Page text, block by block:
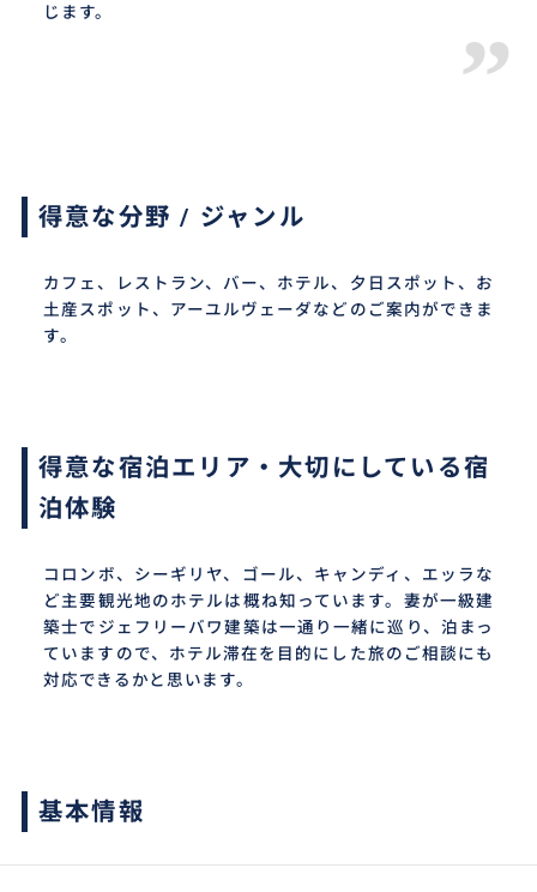
じます。
”
得意な分野 / ジャンル
カフェ、レストラン、バー、ホテル、夕日スポット、お
土産スポット、アーユルヴェーダなどのご案内ができま
す。
得意な宿泊エリア・大切にしている宿
泊体験
コロンボ、シーギリヤ、ゴール、キャンディ、エッラな
ど主要観光地のホテルは概ね知っています。妻が一級建
築士でジェフリーバワ建築は一通り一緒に巡り、泊まっ
ていますので、ホテル滞在を目的にした旅のご相談にも
対応できるかと思います。
基本情報